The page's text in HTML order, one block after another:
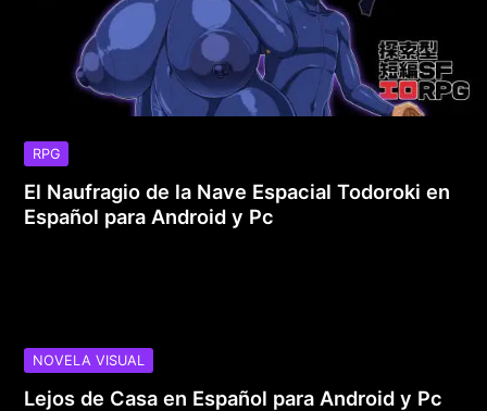
RPG
El Naufragio de la Nave Espacial Todoroki en
Español para Android y Pc
NOVELA VISUAL
Lejos de Casa en Español para Android y Pc